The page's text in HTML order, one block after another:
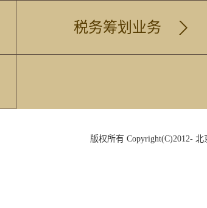
税务筹划业务
版权所有 Copyright(C)2012-